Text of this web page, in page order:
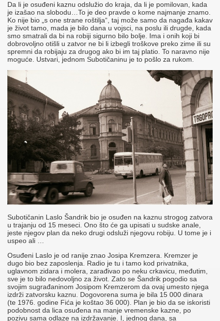
Da li je osuđeni kaznu odslužio do kraja, da li je pomilovan, kada
je izašao na slobodu…To je deo pravde o kome najmanje znamo.
Ko nije bio „s one strane roštilja“, taj može samo da nagađa kakav
je život tamo, mada je bilo dana u vojsci, na poslu ili drugde, kada
smo smatrali da bi na robiji sigurno bilo bolje. Ima i onih koji bi
dobrovoljno otišli u zatvor ne bi li izbegli troškove preko zime ili su
spremni da robijaju za drugog ako bi im taj platio. To naravno nije
moguće. Ustvari, jednom Subotičaninu je to pošlo za rukom.
Subotičanin Laslo Šandrik bio je osuđen na kaznu strogog zatvora
u trajanju od 15 meseci. Ono što će ga upisati u sudske anale,
jeste njegov plan da neko drugi odsluži njegovu robiju. U tome je i
uspeo ali …
Osuđeni Laslo je od ranije znao Josipa Kremzera. Kremzer je
dugo bio bez zaposlenja. Radio je tu i tamo kod privatnika,
uglavnom zidara i molera, zarađivao po neku crkavicu, međutim,
sve je to bilo nedovoljno za život. Zato se Šandrik pogodio sa
svojim sugrađaninom Josipom Kremzerom da ovaj umesto njega
izdrži zatvorsku kaznu. Dogovorena suma je bila 15 000 dinara
(te 1976. godine Fića je koštao 36 000). Plan je bio da se iskoristi
podobnost da lica osuđena na manje vremenske kazne, po
pozivu sama odlaze na izdržavanje. I, jednog dana, sa